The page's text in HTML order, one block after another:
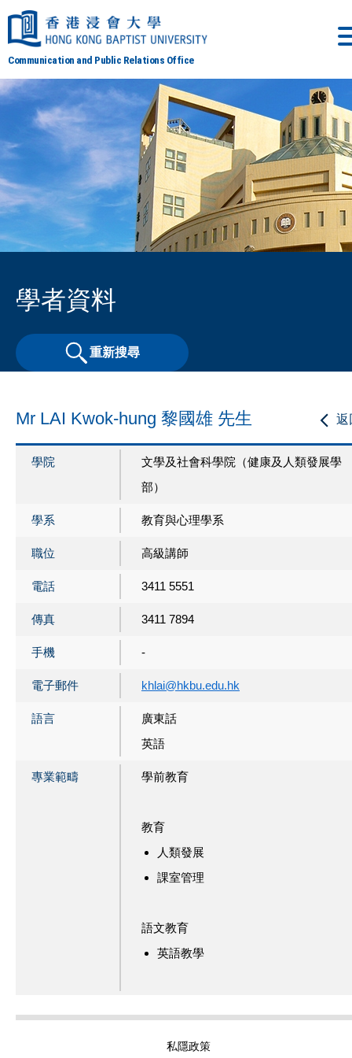
Communication and Public Relations Office
學者資料
重新搜尋
返
Mr LAI Kwok-hung 黎國雄 先生
學院
文學及社會科學院（健康及人類發展學
部）
學系 教育與心理學系
職位 高級講師
電話 3411 5551
傳真 3411 7894
手機 -
電子郵件 khlai@hkbu.edu.hk
語言
廣東話
英語
專業範疇 學前教育
教育
人類發展
課室管理
語文教育
英語教學
私隱政策